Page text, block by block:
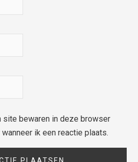
site bewaren in deze browser
ik een reactie plaats.